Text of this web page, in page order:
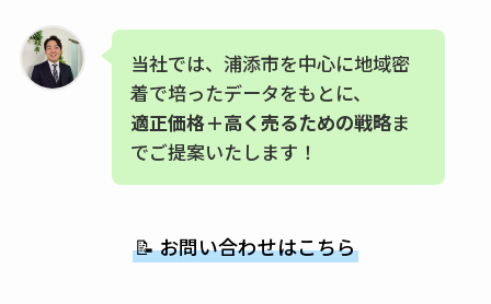
当社では、浦添市を中心に地域密
着で培ったデータをもとに、
適正価格＋高く売るための戦略ま
でご提案いたします！
📝 お問い合わせはこちら